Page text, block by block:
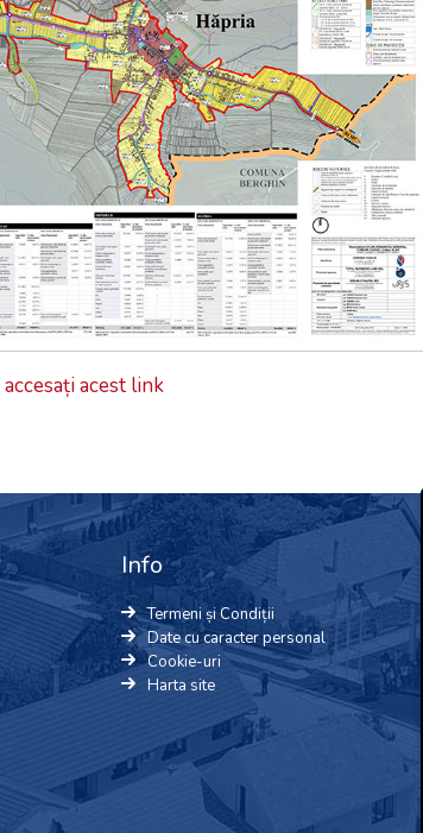
accesați acest link
Info
Termeni și Condiții
Date cu caracter personal
Cookie-uri
Harta site